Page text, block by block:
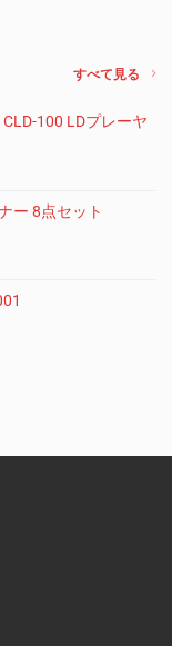
すべて見る
CLD-100 LDプレーヤ
ー 8点セット